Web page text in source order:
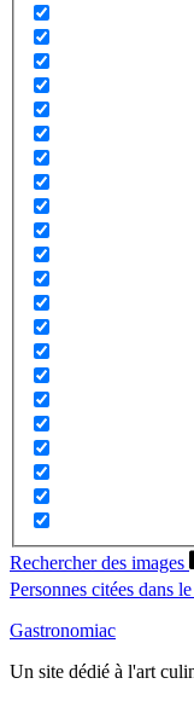
Rechercher des images
Personnes citées dans
Gastronomiac
Un site dédié à l'art